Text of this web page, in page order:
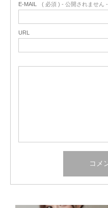
E-MAIL ( 必須 ) - 公開されません -
URL